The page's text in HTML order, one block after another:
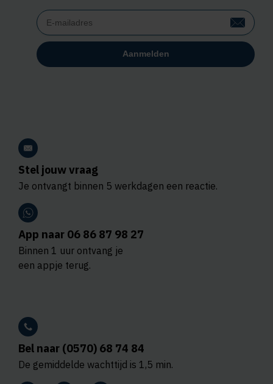
Stel jouw vraag
Je ontvangt binnen 5 werkdagen een reactie.
App naar 06 86 87 98 27
Binnen 1 uur ontvang je
een appje terug.
Bel naar (0570) 68 74 84
De gemiddelde wachttijd is 1,5 min.